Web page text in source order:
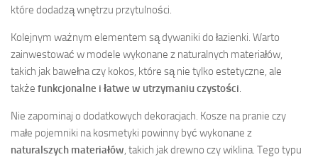
które dodadzą wnętrzu przytulności.
Kolejnym ważnym elementem są dywaniki do łazienki. Warto
zainwestować w modele wykonane z naturalnych materiałów,
takich jak bawełna czy kokos, które są nie tylko estetyczne, ale
także funkcjonalne i łatwe w utrzymaniu czystości
Nie zapominaj o dodatkowych dekoracjach. Kosze na pranie czy
małe pojemniki na kosmetyki powinny być wykonane z
naturalszych materiałów , takich jak drewno czy wiklina. Tego typu